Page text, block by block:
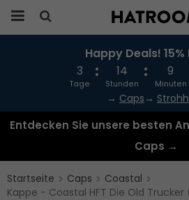
Das Produkt wurde in Ihren
gelegt
Happy Deals!
3
Tage
14
Stunden
9
Minuten
→ Caps →
Entdecken Sie unsere besten
Caps →
Startseite Caps
Coastal
Kappe - Coastal HFT Die Old